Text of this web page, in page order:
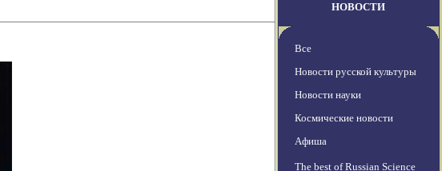
НОВОСТИ
Все
Новости русской культуры
Новости науки
Космические новости
Афиша
The best of Russian Science